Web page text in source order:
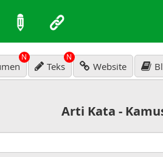
N
Teks
N
Website
Arti Kata -